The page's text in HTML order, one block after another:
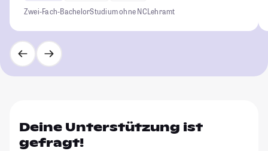
Zwei-Fach-BachelorStudium ohne NCLehramt
Deine Unterstützung ist
gefragt!